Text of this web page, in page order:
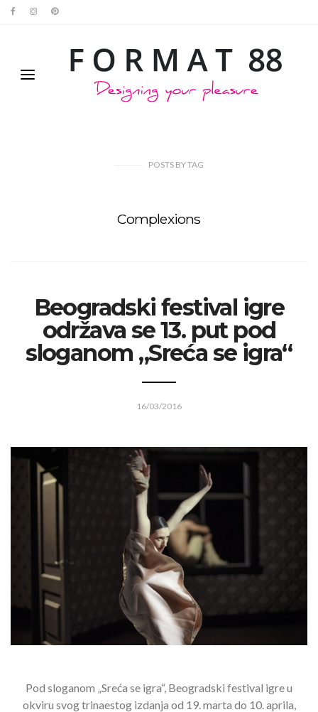
POSTS BYTAG
Complexions
Beogradski festival igre
održava se 13. put pod
sloganom „Sreća se igra“
16/03/2016
Pod sloganom „Sreća se igra“, Beogradski festival igre u
okviru svog trinaestog izdanja od 19. marta do 10. aprila,